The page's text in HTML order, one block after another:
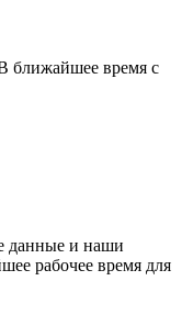
ближайшее время с
данные и наши
рабочее время для